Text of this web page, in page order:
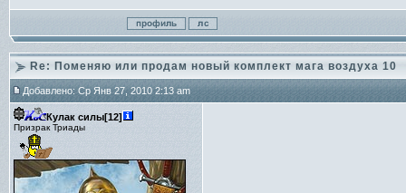
Re: Поменяю или продам новый комплект мага воздуха 10
Добавлено: Ср Янв 27, 2010 2:13 am
Кулак силы[12]
Призрак Триады